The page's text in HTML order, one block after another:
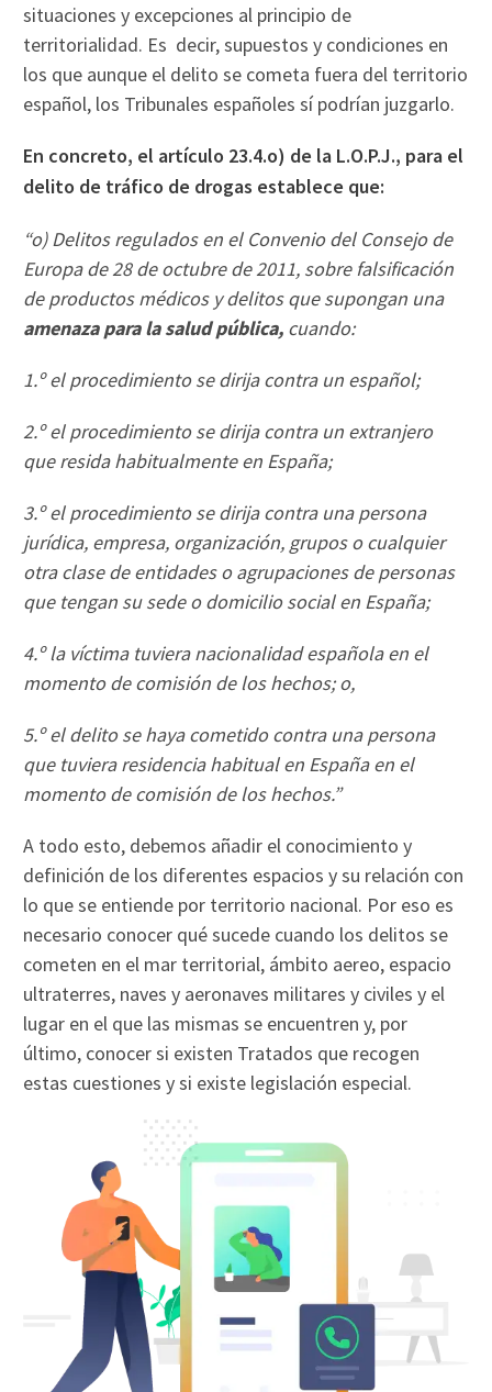
situaciones y excepciones al principio de
territorialidad. Es decir, supuestos y condiciones en
los que aunque el delito se cometa fuera del territorio
español, los Tribunales españoles sí podrían juzgarlo.
En concreto, el artículo 23.4.o) de la L.O.P.J., para el
delito de tráfico de drogas establece que:
“o) Delitos regulados en el Convenio del Consejo de
Europa de 28 de octubre de 2011, sobre falsificación
de productos médicos y delitos que supongan una
amenaza para la salud pública, cuando:
1.º el procedimiento se dirija contra un español;
2.º el procedimiento se dirija contra un extranjero
que resida habitualmente en España;
3.º el procedimiento se dirija contra una persona
jurídica, empresa, organización, grupos o cualquier
otra clase de entidades o agrupaciones de personas
que tengan su sede o domicilio social en España;
4.º la víctima tuviera nacionalidad española en el
momento de comisión de los hechos; o,
5.º el delito se haya cometido contra una persona
que tuviera residencia habitual en España en el
momento de comisión de los hechos.”
A todo esto, debemos añadir el conocimiento y
definición de los diferentes espacios y su relación con
lo que se entiende por territorio nacional. Por eso es
necesario conocer qué sucede cuando los delitos se
cometen en el mar territorial, ámbito aereo, espacio
ultraterres, naves y aeronaves militares y civiles y el
lugar en el que las mismas se encuentren y, por
último, conocer si existen Tratados que recogen
estas cuestiones y si existe legislación especial.